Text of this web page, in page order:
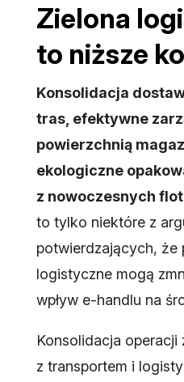
Zielona
to niższe
Konsolidacja
tras, efektywne
powierzchnią
ekologiczne
z nowoczesnych
to tylko niektóre z
potwierdzających, że
logistyczne mogą
wpływ e-handlu na
Konsolidacja operacji
z transportem i